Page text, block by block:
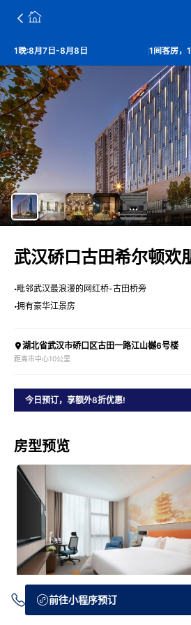
1晚:8月7日-8月8日 1间客房，
武汉硚口古田希尔顿欢
毗邻武汉最浪漫的网红桥-古田桥旁
拥有豪华江景房
湖北省武汉市硚口区古田一路江山樾6号楼
距离市中心10公里
今日预订，享额外8折优惠!
房型预览
前往小程序预订